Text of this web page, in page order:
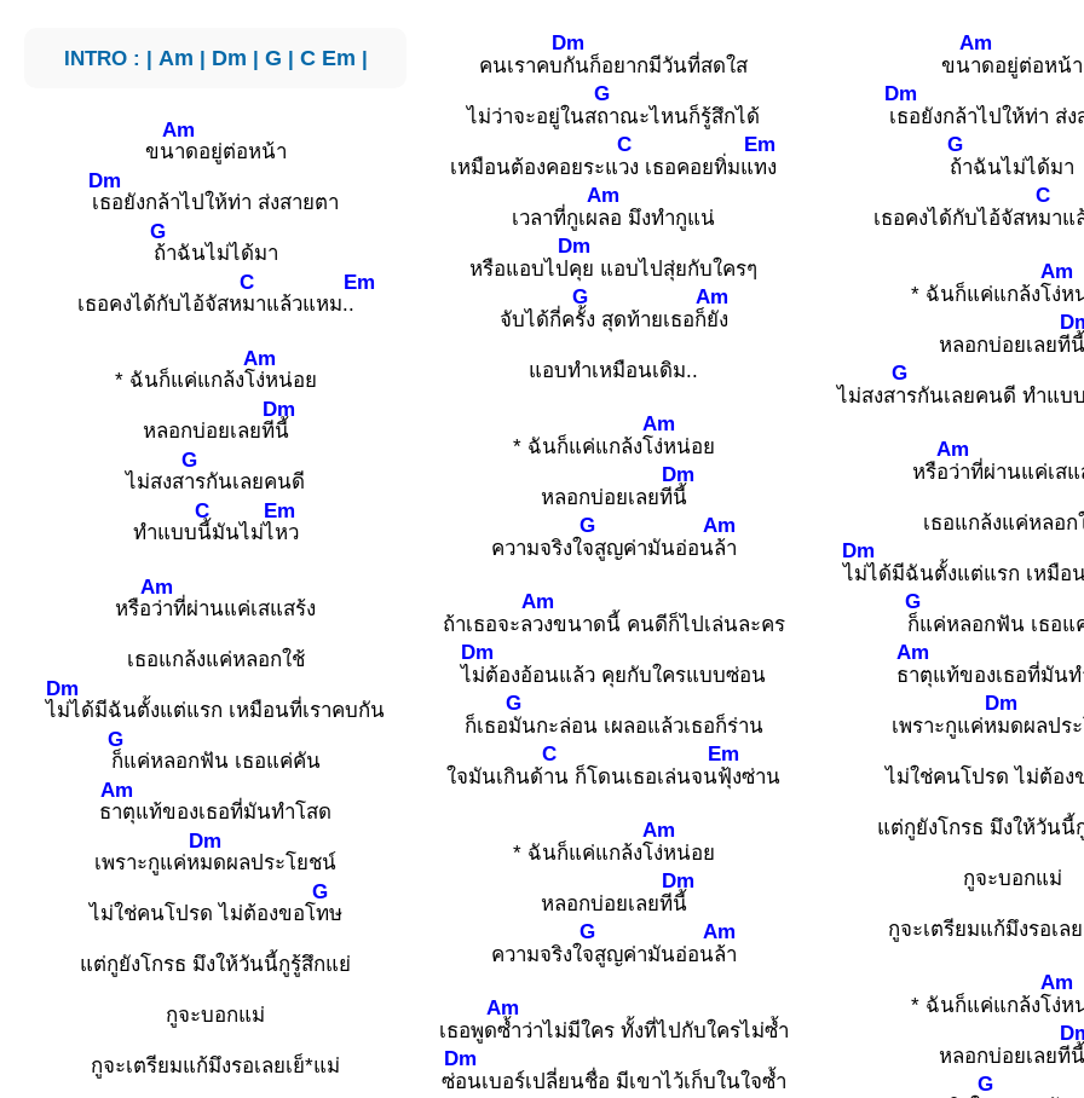
INTRO : | Am | Dm | G | C Em |
ขน
Am
าดอยู่ต่อหน้า
เ
Dm
ธอยังกล้าไปให้ท่า ส่งสายตา
G
ถ้าฉันไม่ได้มา
เธอคงได้กับไอ้จัสห
C
มาแล้วแหม..
Em
* ฉันก็แค่แกล้งโ
Am
ง่หน่อย
หลอกบ่อยเลยที
Dm
นี้
ไม่สงส
G
ารกันเลยคนดี
ทำแบบ
C
นี้มันไม่ไ
Em
หว
หรือ
Am
ว่าที่ผ่านแค่เสแสร้ง
เธอแกล้งแค่หลอกใช้
ไ
Dm
ม่ได้มีฉันตั้งแต่แรก เหมือนที่เราคบกัน
G
ก็แค่หลอกฟัน เธอแค่คัน
ธ
Am
าตุแท้ของเธอที่มันทำโสด
เพราะกูแค่ห
Dm
มดผลประโยชน์
ไม่ใช่คนโปรด ไม่ต้องขอโ
G
ทษ
แต่กูยังโกรธ มึงให้วันนี้กูรู้สึกแย่
กูจะบอกแม่
กูจะเตรียมแก้มึงรอเลยเย็*แม่
คนเราคบ
Dm
กันก็อยากมีวันที่สดใส
ไม่ว่าจะอยู่ในส
G
ถาณะไหนก็รู้สึกได้
เหมือนต้องคอยระแ
C
วง เธอคอยทิ่มแ
Em
ทง
เวลาที่กูเผ
Am
ลอ มึงทำกูแน่
หรือแอบไป
Dm
คุย แอบไปสุ่ยกับใครๆ
จับได้กี่ค
G
รั้ง สุดท้ายเธอก็
Am
ยัง
แอบทำเหมือนเดิม..
* ฉันก็แค่แกล้งโ
Am
ง่หน่อย
หลอกบ่อยเลยที
Dm
นี้
ความจริงใ
G
จสูญค่ามันอ่อน
Am
ล้า
ถ้าเธอจะล
Am
วงขนาดนี้ คนดีก็ไปเล่นละคร
ไ
Dm
ม่ต้องอ้อนแล้ว คุยกับใครแบบซ่อน
ก็เธอ
G
มันกะล่อน เผลอแล้วเธอก็ร่าน
ใจมันเกินด้
C
าน ก็โดนเธอเล่นจน
Em
ฟุ้งซ่าน
* ฉันก็แค่แกล้งโ
Am
ง่หน่อย
หลอกบ่อยเลยที
Dm
นี้
ความจริงใ
G
จสูญค่ามันอ่อน
Am
ล้า
เธอพูด
Am
ซ้ำว่าไม่มีใคร ทั้งที่ไปกับใครไม่ซ้ำ
ซ่
Dm
อนเบอร์เปลี่ยนชื่อ มีเขาไว้เก็บในใจซ้ำ
ขน
Am
าดอยู่ต่อหน้า
เ
Dm
ธอยังกล้าไปให้ท่า ส่ง
G
ถ้าฉันไม่ได้มา
เธอคงได้กับไอ้จัสห
C
มาแ
* ฉันก็แค่แกล้งโ
Am
ง่ห
หลอกบ่อยเลยที
ไม่สงส
G
ารกันเลยคนดี ทำแบ
หรือ
Am
ว่าที่ผ่านแค่เสแ
เธอแกล้งแค่หลอก
ไ
Dm
ม่ได้มีฉันตั้งแต่แรก เหมือ
G
ก็แค่หลอกฟัน เธอแ
ธ
Am
าตุแท้ของเธอที่มัน
เพราะกูแค่ห
Dm
มดผลปร
ไม่ใช่คนโปรด ไม่ต้อง
แต่กูยังโกรธ มึงให้วันนี้
กูจะบอกแม่
กูจะเตรียมแก้มึงรอเล
* ฉันก็แค่แกล้งโ
Am
ง่ห
หลอกบ่อยเลยที
G